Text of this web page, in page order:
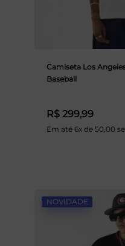
Camiseta Los
Baseball
R$ 299,99
Em até 6x de 50,00
NOVIDADE